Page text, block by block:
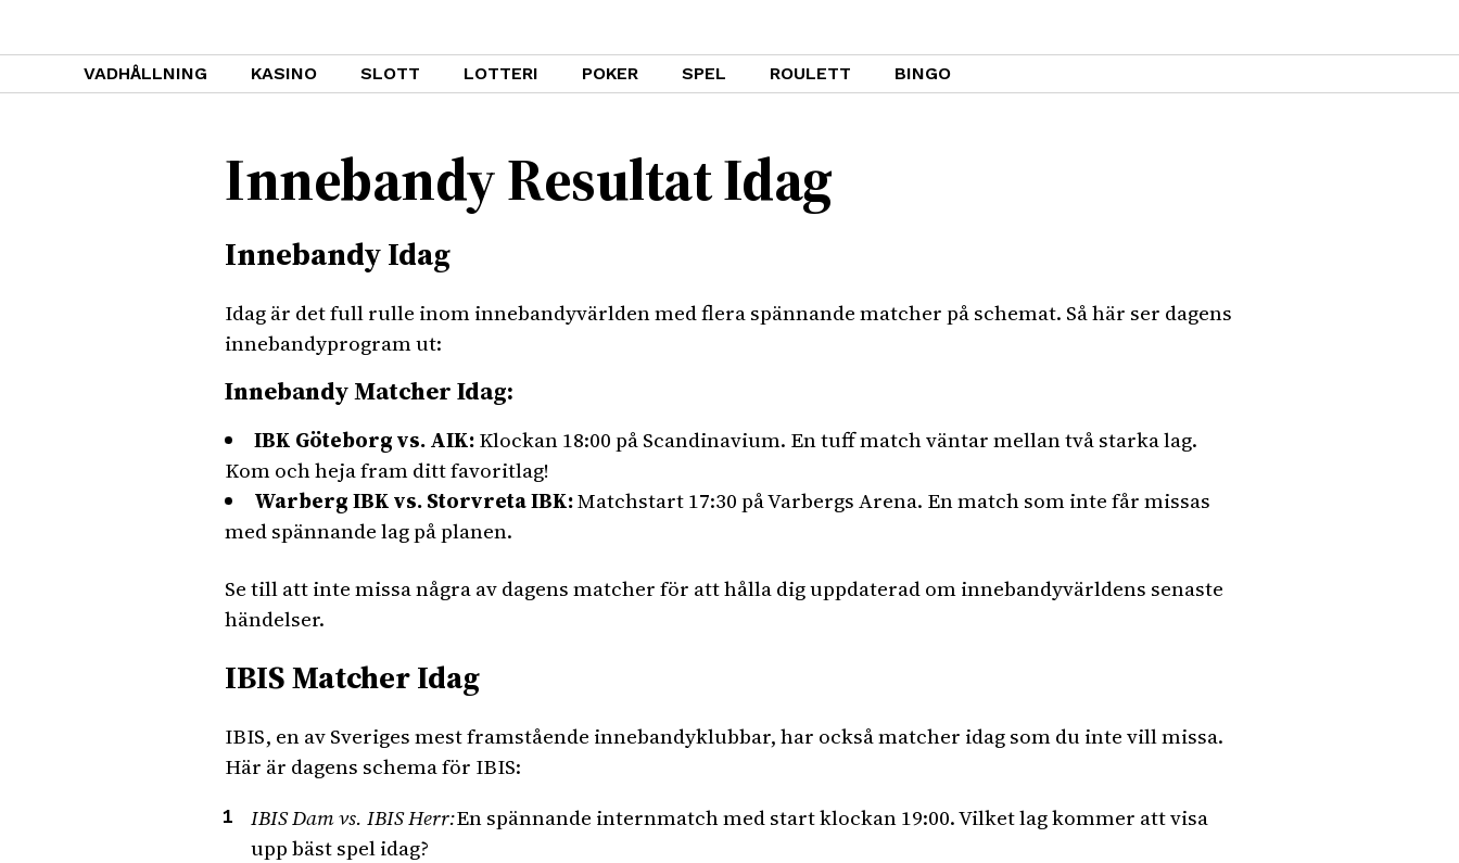
VADHÅLLNING KASINO SLOTT LOTTERI POKER SPEL ROULETT BINGO
Innebandy Resultat Idag
Innebandy Idag
Idag är det full rulle inom innebandyvärlden med flera spännande matcher på schemat. Så här ser dagens
innebandyprogram ut:
Innebandy Matcher Idag:
IBK Göteborg vs. AIK:Klockan 18:00 på Scandinavium. En tuff match väntar mellan två starka lag.
Kom och heja fram ditt favoritlag!
Warberg IBK vs. Storvreta IBK:Matchstart 17:30 på Varbergs Arena. En match som inte får missas
med spännande lag på planen.
Se till att inte missa några av dagens matcher för att hålla dig uppdaterad om innebandyvärldens senaste
händelser.
IBIS Matcher Idag
IBIS, en av Sveriges mest framstående innebandyklubbar, har också matcher idag som du inte vill missa.
Här är dagens schema för IBIS:
IBIS Dam vs. IBIS Herr:En spännande internmatch med start klockan 19:00. Vilket lag kommer att visa
upp bäst spel idag?